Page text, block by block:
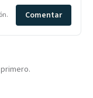
Comentar